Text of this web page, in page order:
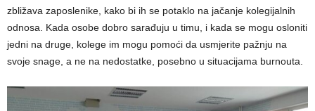
zbližava zaposlenike, kako bi ih se potaklo na jačanje kolegijalnih
odnosa. Kada osobe dobro sarađuju u timu, i kada se mogu osloniti
jedni na druge, kolege im mogu pomoći da usmjerite pažnju na
svoje snage, a ne na nedostatke, posebno u situacijama burnouta.